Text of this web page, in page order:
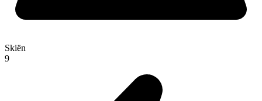
Skiën
9